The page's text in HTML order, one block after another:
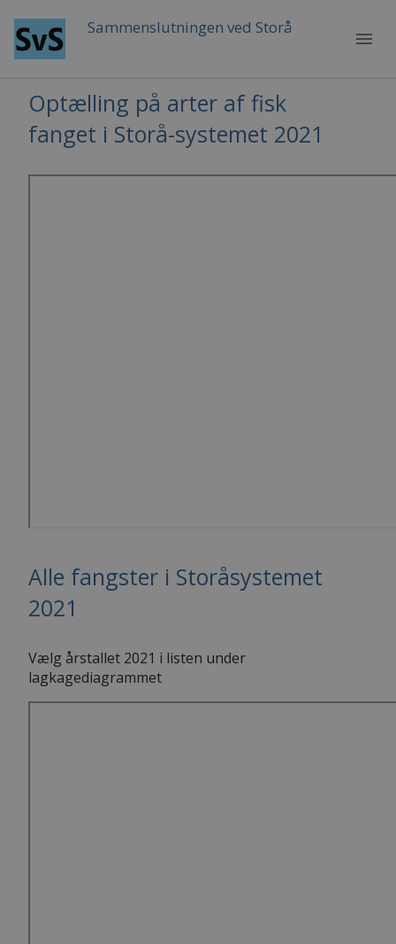
Sammenslutningen ved Storå
menu
Optælling på arter af fisk
fanget i Storå-systemet 2021
Alle fangster i Storåsystemet
2021
Vælg årstallet 2021 i listen under
lagkagediagrammet